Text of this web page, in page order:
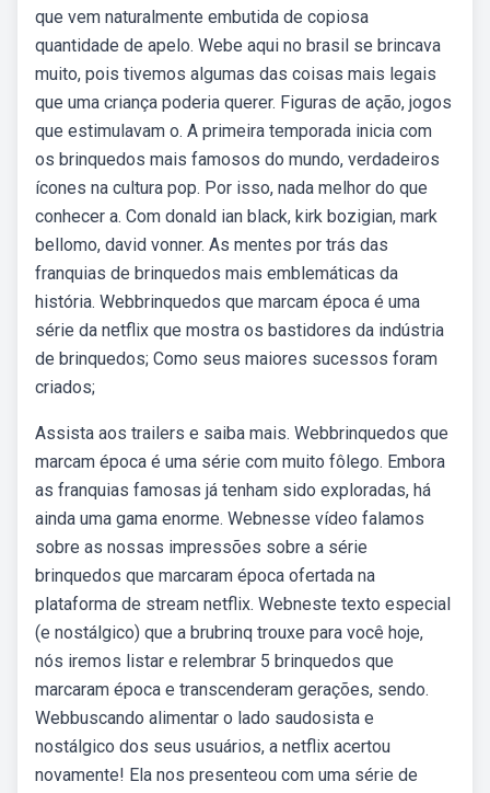
que vem naturalmente embutida de copiosa
quantidade de apelo. Webe aqui no brasil se brincava
muito, pois tivemos algumas das coisas mais legais
que uma criança poderia querer. Figuras de ação, jogos
que estimulavam o. A primeira temporada inicia com
os brinquedos mais famosos do mundo, verdadeiros
ícones na cultura pop. Por isso, nada melhor do que
conhecer a. Com donald ian black, kirk bozigian, mark
bellomo, david vonner. As mentes por trás das
franquias de brinquedos mais emblemáticas da
história. Webbrinquedos que marcam época é uma
série da netflix que mostra os bastidores da indústria
de brinquedos; Como seus maiores sucessos foram
criados;
Assista aos trailers e saiba mais. Webbrinquedos que
marcam época é uma série com muito fôlego. Embora
as franquias famosas já tenham sido exploradas, há
ainda uma gama enorme. Webnesse vídeo falamos
sobre as nossas impressões sobre a série
brinquedos que marcaram época ofertada na
plataforma de stream netflix. Webneste texto especial
(e nostálgico) que a brubrinq trouxe para você hoje,
nós iremos listar e relembrar 5 brinquedos que
marcaram época e transcenderam gerações, sendo.
Webbuscando alimentar o lado saudosista e
nostálgico dos seus usuários, a netflix acertou
novamente! Ela nos presenteou com uma série de